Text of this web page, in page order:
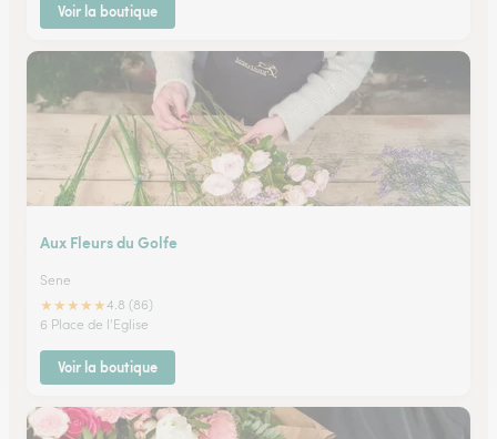
Voir la boutique
Aux Fleurs du Golfe
Sene
★★★★★4.8 (86)
6 Place de l'Eglise
Voir la boutique